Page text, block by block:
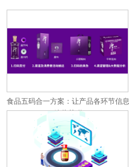
食品五码合一方案：让产品各环节信息
彼此关联